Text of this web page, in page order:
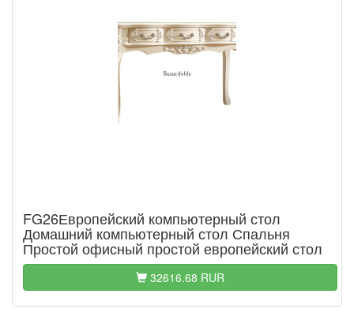
FG26Европейский компьютерный стол
Домашний компьютерный стол Спальня
Простой офисный простой европейский стол
32616.68 RUR